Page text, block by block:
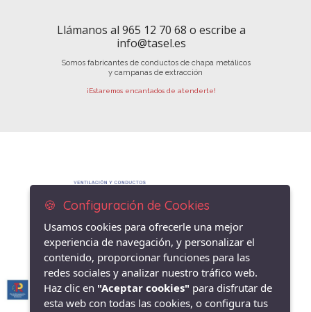
¡Estaremos encantados de atenderte!
Llámanos al 965 12 70 68 o escribe a
info@tasel.es
Somos fabricantes de conductos de chapa metálicos
y campanas de extracción
🍪 Configuración de Cookies
Usamos cookies para ofrecerle una mejor
experiencia de navegación, y personalizar el
contenido, proporcionar funciones para las
redes sociales y analizar nuestro tráfico web.
Haz clic en "Aceptar cookies" para disfrutar de
esta web con todas las cookies, o configura tus